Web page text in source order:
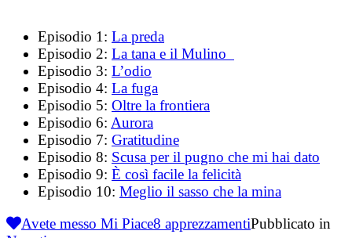
Episodio 1: La preda
Episodio 2: La tana e il Mulino
Episodio 3: L’odio
Episodio 4: La fuga
Episodio 5: Oltre la frontiera
Episodio 6: Aurora
Episodio 7: Gratitudine
Episodio 8: Scusa per il pugno che mi hai dato
Episodio 9: È così facile la felicità
Episodio 10: Meglio il sasso che la mina
Avete messo Mi Piace8 apprezzamentiPubblicato in